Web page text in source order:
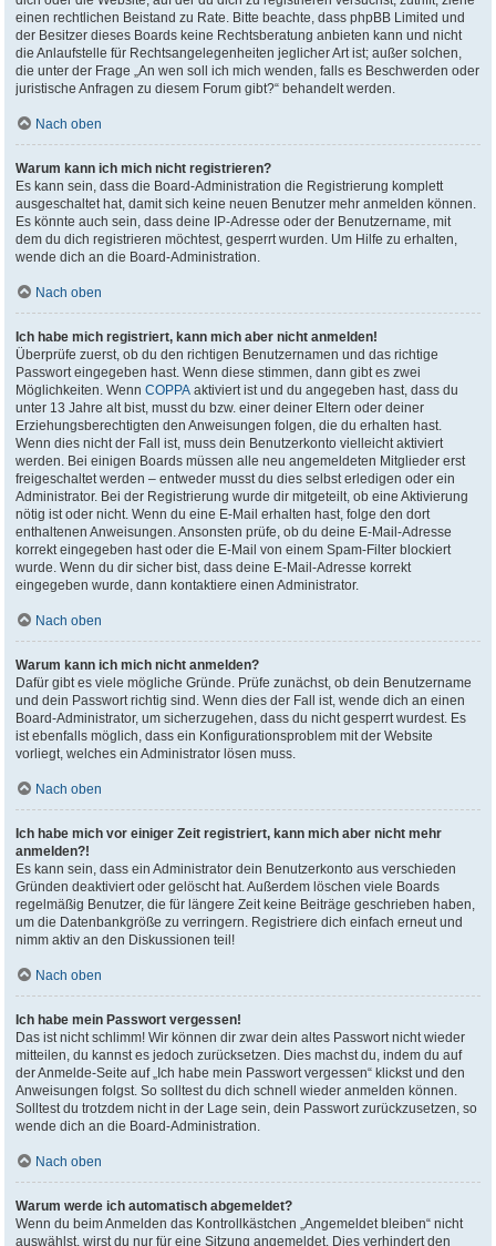
einen rechtlichen Beistand zu Rate. Bitte beachte, dass phpBB Limited und
der Besitzer dieses Boards keine Rechtsberatung anbieten kann und nicht
die Anlaufstelle für Rechtsangelegenheiten jeglicher Art ist; außer solchen,
die unter der Frage „An wen soll ich mich wenden, falls es Beschwerden oder
juristische Anfragen zu diesem Forum gibt?“ behandelt werden.
Nach oben
Warum kann ich mich nicht registrieren?
Es kann sein, dass die Board-Administration die Registrierung komplett
ausgeschaltet hat, damit sich keine neuen Benutzer mehr anmelden können.
Es könnte auch sein, dass deine IP-Adresse oder der Benutzername, mit
dem du dich registrieren möchtest, gesperrt wurden. Um Hilfe zu erhalten,
wende dich an die Board-Administration.
Nach oben
Ich habe mich registriert, kann mich aber nicht anmelden!
Überprüfe zuerst, ob du den richtigen Benutzernamen und das richtige
Passwort eingegeben hast. Wenn diese stimmen, dann gibt es zwei
Möglichkeiten. WennCOPPA aktiviert ist und du angegeben hast, dass du
unter 13 Jahre alt bist, musst du bzw. einer deiner Eltern oder deiner
Erziehungsberechtigten den Anweisungen folgen, die du erhalten hast.
Wenn dies nicht der Fall ist, muss dein Benutzerkonto vielleicht aktiviert
werden. Bei einigen Boards müssen alle neu angemeldeten Mitglieder erst
freigeschaltet werden – entweder musst du dies selbst erledigen oder ein
Administrator. Bei der Registrierung wurde dir mitgeteilt, ob eine Aktivierung
nötig ist oder nicht. Wenn du eine E-Mail erhalten hast, folge den dort
enthaltenen Anweisungen. Ansonsten prüfe, ob du deine E-Mail-Adresse
korrekt eingegeben hast oder die E-Mail von einem Spam-Filter blockiert
wurde. Wenn du dir sicher bist, dass deine E-Mail-Adresse korrekt
eingegeben wurde, dann kontaktiere einen Administrator.
Nach oben
Warum kann ich mich nicht anmelden?
Dafür gibt es viele mögliche Gründe. Prüfe zunächst, ob dein Benutzername
und dein Passwort richtig sind. Wenn dies der Fall ist, wende dich an einen
Board-Administrator, um sicherzugehen, dass du nicht gesperrt wurdest. Es
ist ebenfalls möglich, dass ein Konfigurationsproblem mit der Website
vorliegt, welches ein Administrator lösen muss.
Nach oben
Ich habe mich vor einiger Zeit registriert, kann mich aber nicht mehr
anmelden?!
Es kann sein, dass ein Administrator dein Benutzerkonto aus verschieden
Gründen deaktiviert oder gelöscht hat. Außerdem löschen viele Boards
regelmäßig Benutzer, die für längere Zeit keine Beiträge geschrieben haben,
um die Datenbankgröße zu verringern. Registriere dich einfach erneut und
nimm aktiv an den Diskussionen teil!
Nach oben
Ich habe mein Passwort vergessen!
Das ist nicht schlimm! Wir können dir zwar dein altes Passwort nicht wieder
mitteilen, du kannst es jedoch zurücksetzen. Dies machst du, indem du auf
der Anmelde-Seite auf „Ich habe mein Passwort vergessen“ klickst und den
Anweisungen folgst. So solltest du dich schnell wieder anmelden können.
Solltest du trotzdem nicht in der Lage sein, dein Passwort zurückzusetzen, so
wende dich an die Board-Administration.
Nach oben
Warum werde ich automatisch abgemeldet?
Wenn du beim Anmelden das Kontrollkästchen „Angemeldet bleiben“ nicht
auswählst, wirst du nur für eine Sitzung angemeldet. Dies verhindert den